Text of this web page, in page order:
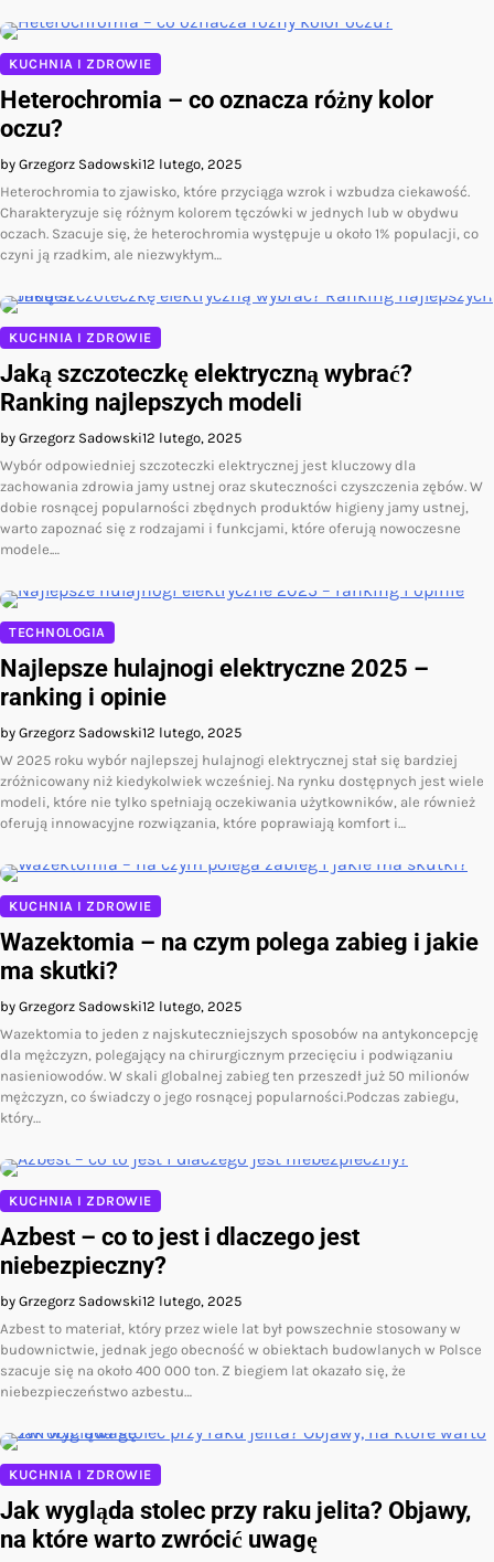
KUCHNIA I ZDROWIE
Heterochromia – co oznacza różny kolor
oczu?
by Grzegorz Sadowski12 lutego, 2025
Heterochromia to zjawisko, które przyciąga wzrok i wzbudza ciekawość.
Charakteryzuje się różnym kolorem tęczówki w jednych lub w obydwu
oczach. Szacuje się, że heterochromia występuje u około 1% populacji, co
czyni ją rzadkim, ale niezwykłym…
KUCHNIA I ZDROWIE
Jaką szczoteczkę elektryczną wybrać?
Ranking najlepszych modeli
by Grzegorz Sadowski12 lutego, 2025
Wybór odpowiedniej szczoteczki elektrycznej jest kluczowy dla
zachowania zdrowia jamy ustnej oraz skuteczności czyszczenia zębów. W
dobie rosnącej popularności zbędnych produktów higieny jamy ustnej,
warto zapoznać się z rodzajami i funkcjami, które oferują nowoczesne
modele.…
TECHNOLOGIA
Najlepsze hulajnogi elektryczne 2025 –
ranking i opinie
by Grzegorz Sadowski12 lutego, 2025
W 2025 roku wybór najlepszej hulajnogi elektrycznej stał się bardziej
zróżnicowany niż kiedykolwiek wcześniej. Na rynku dostępnych jest wiele
modeli, które nie tylko spełniają oczekiwania użytkowników, ale również
oferują innowacyjne rozwiązania, które poprawiają komfort i…
KUCHNIA I ZDROWIE
Wazektomia – na czym polega zabieg i jakie
ma skutki?
by Grzegorz Sadowski12 lutego, 2025
Wazektomia to jeden z najskuteczniejszych sposobów na antykoncepcję
dla mężczyzn, polegający na chirurgicznym przecięciu i podwiązaniu
nasieniowodów. W skali globalnej zabieg ten przeszedł już 50 milionów
mężczyzn, co świadczy o jego rosnącej popularności.Podczas zabiegu,
który…
KUCHNIA I ZDROWIE
Azbest – co to jest i dlaczego jest
niebezpieczny?
by Grzegorz Sadowski12 lutego, 2025
Azbest to materiał, który przez wiele lat był powszechnie stosowany w
budownictwie, jednak jego obecność w obiektach budowlanych w Polsce
szacuje się na około 400 000 ton. Z biegiem lat okazało się, że
niebezpieczeństwo azbestu…
KUCHNIA I ZDROWIE
Jak wygląda stolec przy raku jelita? Objawy,
na które warto zwrócić uwagę